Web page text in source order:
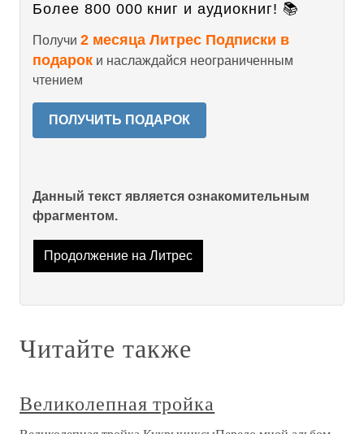
Более 800 000 книг и аудиокниг! 📚
Получи 2 месяца Литрес Подписки в
подарок и наслаждайся неограниченным
чтением
ПОЛУЧИТЬ ПОДАРОК
Данный текст является ознакомительным
фрагментом.
Продолжение на Литрес
Читайте также
Великолепная тройка